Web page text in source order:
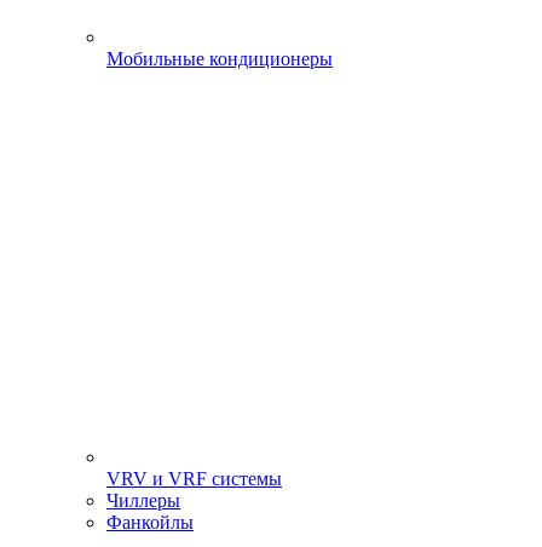
Мобильные кондиционеры
VRV и VRF системы
Чиллеры
Фанкойлы